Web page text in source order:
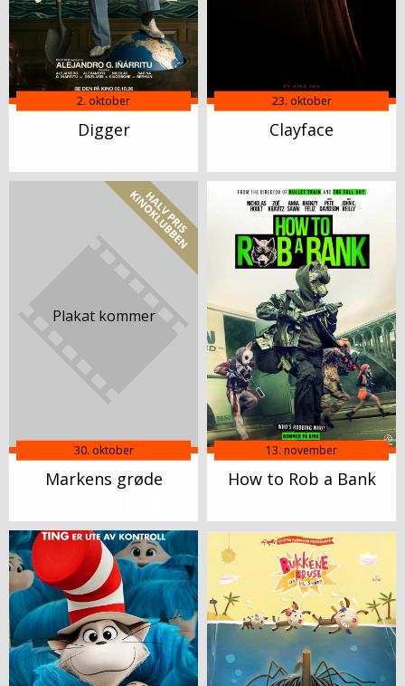
2. oktober
Digger
23. oktober
Clayface
30. oktober
Markens grøde
13. november
How to Rob a Bank